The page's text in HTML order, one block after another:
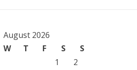
August 2026
W T F S
S
1
2